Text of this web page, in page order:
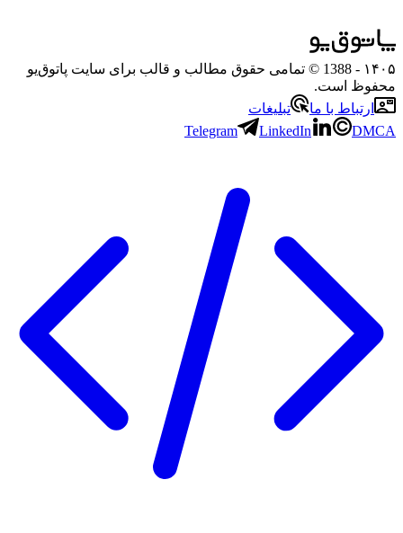
۱۴۰۵
- 1388 © تمامی حقوق مطالب و قالب برای سایت پاتوق‌یو
محفوظ است.
ارتباط با ما
تبلیغات
Telegram
LinkedIn DMCA